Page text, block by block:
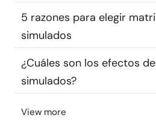
Sobre nosotros
nosotros
© Copyright 2026. Todos los
5 razones para elegir
simulados
¿Cuáles son los efectos
simulados?
View more